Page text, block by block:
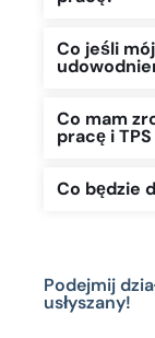
Co jeśli
Co mam
pracę i
Co będzie
Podejmij
usłyszany!